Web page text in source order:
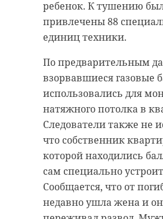
ребенок. К тушению
привлечены 88
единиц техники.
По предварительным
взорвавшиеся газовые
использовались для
натяжного потолка в
Следователи также не
что собственник
которой находились
сам специально
Сообщается, что от
недавно ушла жена и